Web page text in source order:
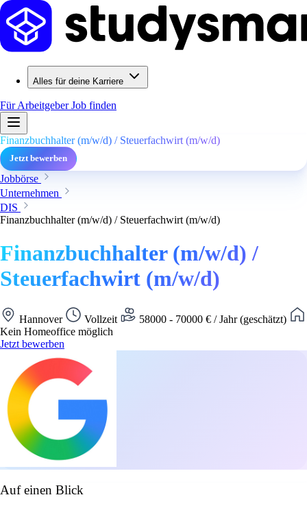
Alles für deine Karriere
Für ArbeitgeberJob finden
Finanzbuchhalter (m/w/d) / Steuerfachwirt (m/w/d)
Jetzt bewerben
Jobbörse
Unternehmen
DIS
Finanzbuchhalter (m/w/d) / Steuerfachwirt (m/w/d)
Finanzbuchhalter (m/w/d) /
Steuerfachwirt (m/w/d)
Hannover Vollzeit
58000 - 70000 € / Jahr (geschätzt)
Kein Homeoffice möglich
Jetzt bewerben
Auf einen Blick